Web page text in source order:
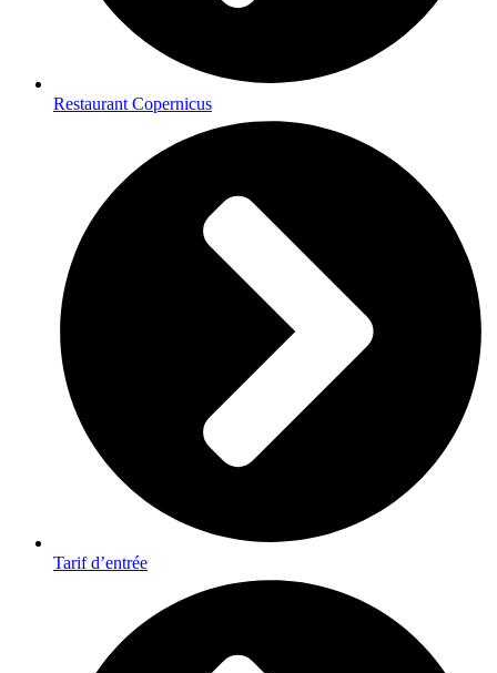
Restaurant Copernicus
Tarif d’entrée